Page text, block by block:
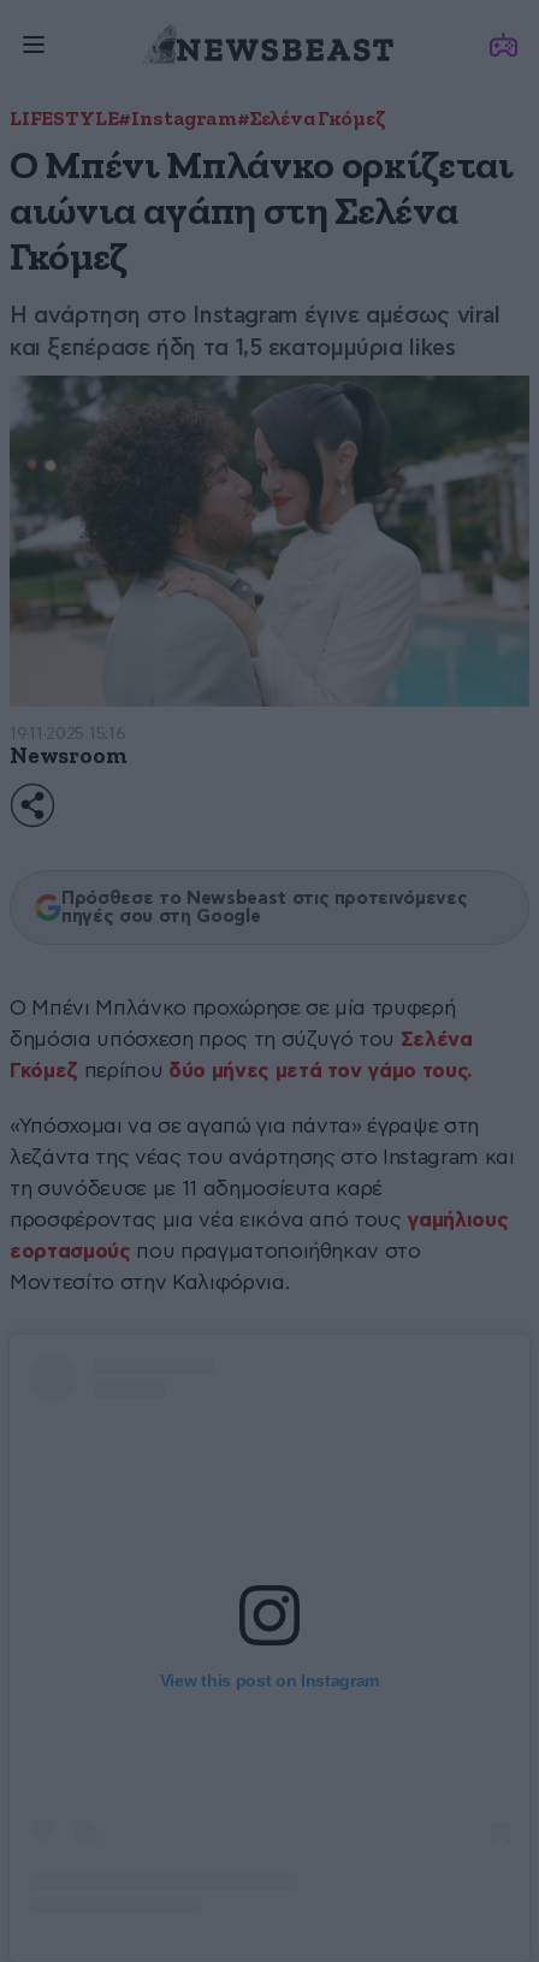
LIFESTYLE#Instagram#Σελένα Γκόμεζ
Ο Μπένι Μπλάνκο ορκίζεται
αιώνια αγάπη στη Σελένα
Γκόμεζ
Η ανάρτηση στο Instagram έγινε αμέσως viral
και ξεπέρασε ήδη τα 1,5 εκατομμύρια likes
19·11·2025 15:16
Newsroom
Πρόσθεσε το Newsbeast στις προτεινόμενες
πηγές σου στη Google
Ο Μπένι Μπλάνκο προχώρησε σε μία τρυφερή
δημόσια υπόσχεση προς τη σύζυγό του Σελένα
Γκόμεζ περίπου δύο μήνες μετά τον γάμο τους.
«Υπόσχομαι να σε αγαπώ για πάντα» έγραψε στη
λεζάντα της νέας του ανάρτησης στο Instagram και
τη συνόδευσε με 11 αδημοσίευτα καρέ
προσφέροντας μια νέα εικόνα από τους γαμήλιους
εορτασμούς που πραγματοποιήθηκαν στο
Μοντεσίτο στην Καλιφόρνια.
View this post on Instagram